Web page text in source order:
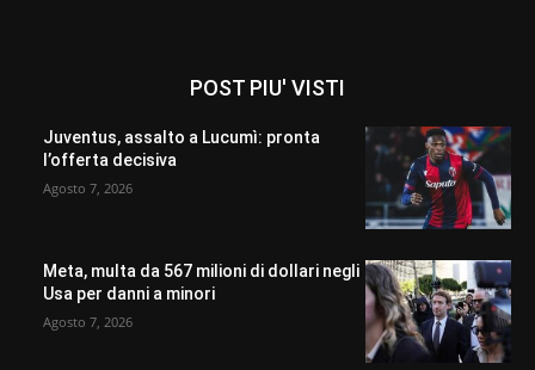
POST PIU' VISTI
Juventus, assalto a Lucumì: pronta
l’offerta decisiva
Agosto 7, 2026
Meta, multa da 567 milioni di dollari negli
Usa per danni a minori
Agosto 7, 2026